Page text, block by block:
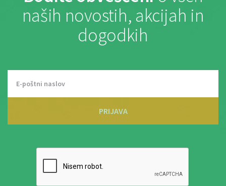
naših novostih, akcijah in
dogodkih
PRIJAVA